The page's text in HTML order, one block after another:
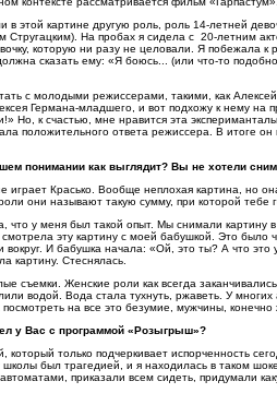
в этой картине другую роль, роль 14-летней
Стругацким). На пробах я сидела с 20-летним
которую ни разу не целовали. Я побежала к
сказать ему: «Я боюсь... (или что-то
с молодыми режиссерами, такими, как
Германа-младшего, и вот подхожу к нему
Но, к счастью, мне нравится эта
положительного ответа режиссера. В итоге
понимании как выглядит? Вы не хотели
играет Красько. Вообще неплохая картина, но
они называют такую сумму, при которой
что у меня был такой опыт. Мы снимали картину
эту картину с моей бабушкой. Это
И бабушка начала: «Ой, это ты? А что
картину. Стеснялась.
съемки. Женские роли как всегда
водой. Вода стала тухнуть, ржаветь. У
на все это безумие, мужчины,
у Вас с программой «Розыгрыш»?
который только подчеркивает испорченность
был трагедией, и я находилась в таком
приказали всем сидеть, придумали